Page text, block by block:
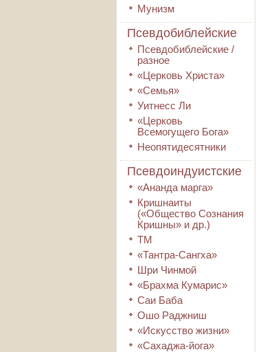
Мунизм
Псевдобиблейские
Псевдобиблейские /
разное
«Церковь Христа»
«Семья»
Уитнесс Ли
«Церковь
Всемогущего Бога»
Неопятидесятники
Псевдоиндуистские
«Ананда марга»
Кришнаиты
(«Общество Сознания
Кришны» и др.)
ТМ
«Тантра-Сангха»
Шри Чинмой
«Брахма Кумарис»
Саи Баба
Ошо Раджниш
«Искусство жизни»
«Сахаджа-йога»